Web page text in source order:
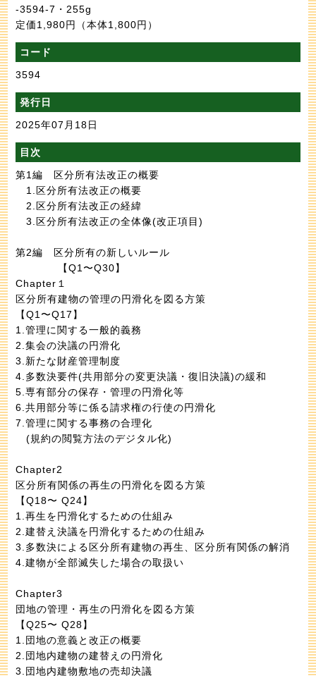
-3594-7・255g
定価1,980円
（本体1,800円）
コード
3594
発行日
2025年07月18日
目次
第1編 区分所有法改正の概要
1.区分所有法改正の概要
2.区分所有法改正の経緯
3.区分所有法改正の全体像(改正項目)
第2編 区分所有の新しいルール
【Q1〜Q30】
Chapter１
区分所有建物の管理の円滑化を図る方策
【Q1〜Q17】
1.管理に関する一般的義務
2.集会の決議の円滑化
3.新たな財産管理制度
4.多数決要件(共用部分の変更決議・復旧決議)の緩和
5.専有部分の保存・管理の円滑化等
6.共用部分等に係る請求権の行使の円滑化
7.管理に関する事務の合理化
(規約の閲覧方法のデジタル化)
Chapter2
区分所有関係の再生の円滑化を図る方策
【Q18〜 Q24】
1.再生を円滑化するための仕組み
2.建替え決議を円滑化するための仕組み
3.多数決による区分所有建物の再生、区分所有関係の解消
4.建物が全部滅失した場合の取扱い
Chapter3
団地の管理・再生の円滑化を図る方策
【Q25〜 Q28】
1.団地の意義と改正の概要
2.団地内建物の建替えの円滑化
3.団地内建物敷地の売却決議